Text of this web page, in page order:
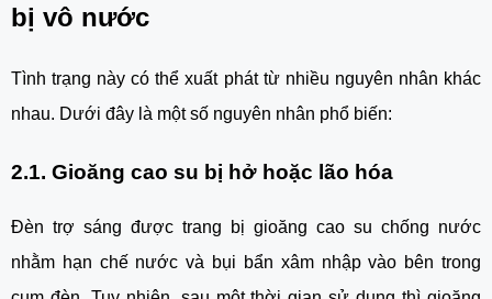
bị vô nước
Tình trạng này có thể xuất phát từ nhiều nguyên nhân khác
nhau. Dưới đây là một số nguyên nhân phổ biến:
2.1. Gioăng cao su bị hở hoặc lão hóa
Đèn trợ sáng được trang bị gioăng cao su chống nước
nhằm hạn chế nước và bụi bẩn xâm nhập vào bên trong